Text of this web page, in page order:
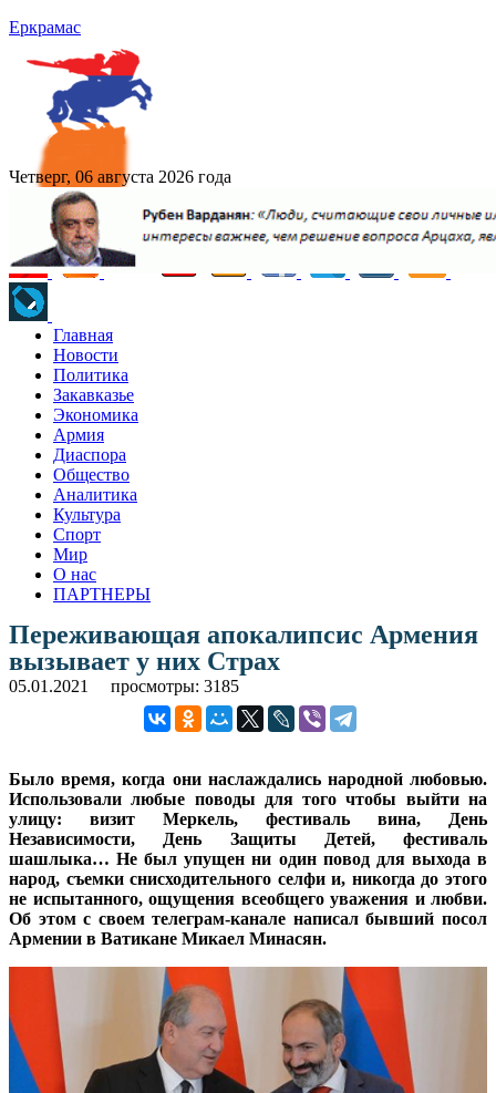
Еркрамас
Четверг, 06 августа 2026 года
Главная
Новости
Политика
Закавказье
Экономика
Армия
Диаспора
Общество
Аналитика
Культура
Спорт
Мир
О нас
ПАРТНЕРЫ
Переживающая апокалипсис Армения
вызывает у них Страх
05.01.2021 просмотры: 3185
Было время, когда они наслаждались народной любовью.
Использовали любые поводы для того чтобы выйти на
улицу: визит Меркель, фестиваль вина, День
Независимости, День Защиты Детей, фестиваль
шашлыка… Не был упущен ни один повод для выхода в
народ, съемки снисходительного селфи и, никогда до этого
не испытанного, ощущения всеобщего уважения и любви.
Об этом с своем телеграм-канале написал бывший посол
Армении в Ватикане Микаел Минасян.